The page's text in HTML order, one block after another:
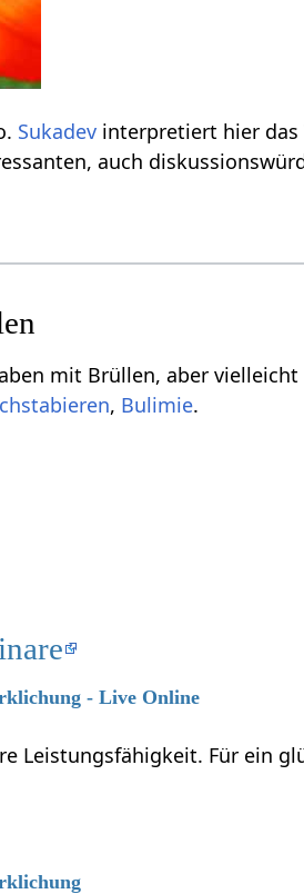
Sukadev
auch
sein können, sind
,
.
- Live Online
Leistungsfähigkeit. Für ein